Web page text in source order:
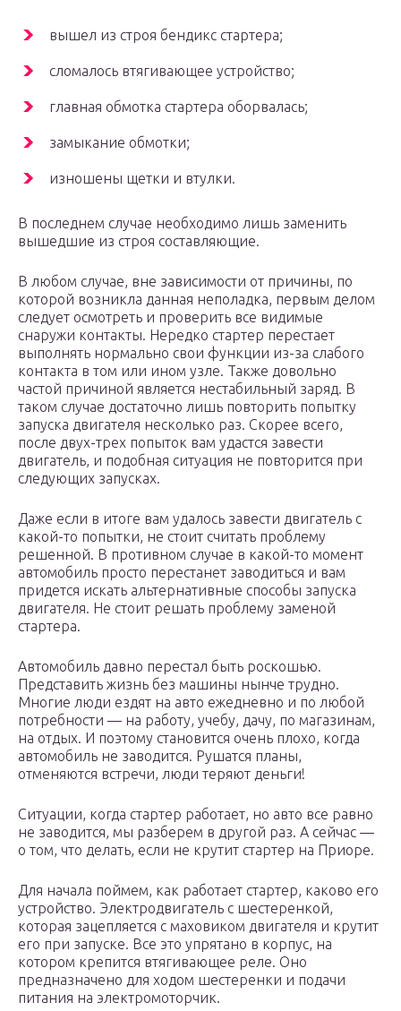
вышел из строя бендикс стартера;
сломалось втягивающее устройство;
главная обмотка стартера оборвалась;
замыкание обмотки;
изношены щетки и втулки.
В последнем случае необходимо лишь заменить
вышедшие из строя составляющие.
В любом случае, вне зависимости от причины, по
которой возникла данная неполадка, первым делом
следует осмотреть и проверить все видимые
снаружи контакты. Нередко стартер перестает
выполнять нормально свои функции из-за слабого
контакта в том или ином узле. Также довольно
частой причиной является нестабильный заряд. В
таком случае достаточно лишь повторить попытку
запуска двигателя несколько раз. Скорее всего,
после двух-трех попыток вам удастся завести
двигатель, и подобная ситуация не повторится при
следующих запусках.
Даже если в итоге вам удалось завести двигатель с
какой-то попытки, не стоит считать проблему
решенной. В противном случае в какой-то момент
автомобиль просто перестанет заводиться и вам
придется искать альтернативные способы запуска
двигателя. Не стоит решать проблему заменой
стартера.
Автомобиль давно перестал быть роскошью.
Представить жизнь без машины нынче трудно.
Многие люди ездят на авто ежедневно и по любой
потребности — на работу, учебу, дачу, по магазинам,
на отдых. И поэтому становится очень плохо, когда
автомобиль не заводится. Рушатся планы,
отменяются встречи, люди теряют деньги!
Ситуации, когда стартер работает, но авто все равно
не заводится, мы разберем в другой раз. А сейчас —
о том, что делать, если не крутит стартер на Приоре.
Для начала поймем, как работает стартер, каково его
устройство. Электродвигатель с шестеренкой,
которая зацепляется с маховиком двигателя и крутит
его при запуске. Все это упрятано в корпус, на
котором крепится втягивающее реле. Оно
предназначено для ходом шестеренки и подачи
питания на электромоторчик.